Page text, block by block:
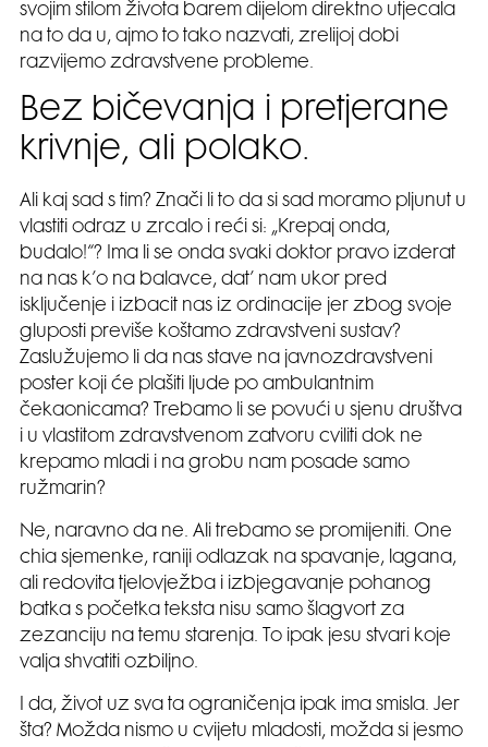
svojim stilom života barem dijelom direktno utjecala
na to da u, ajmo to tako nazvati, zrelijoj dobi
razvijemo zdravstvene probleme.
Bez bičevanja i pretjerane
krivnje, ali polako.
Ali kaj sad s tim? Znači li to da si sad moramo pljunut u
vlastiti odraz u zrcalo i reći si: „Krepaj onda,
budalo!“? Ima li se onda svaki doktor pravo izderat
na nas k’o na balavce, dat’ nam ukor pred
isključenje i izbacit nas iz ordinacije jer zbog svoje
gluposti previše koštamo zdravstveni sustav?
Zaslužujemo li da nas stave na javnozdravstveni
poster koji će plašiti ljude po ambulantnim
čekaonicama? Trebamo li se povući u sjenu društva
i u vlastitom zdravstvenom zatvoru cviliti dok ne
krepamo mladi i na grobu nam posade samo
ružmarin?
Ne, naravno da ne. Ali trebamo se promijeniti. One
chia sjemenke, raniji odlazak na spavanje, lagana,
ali redovita tjelovježba i izbjegavanje pohanog
batka s početka teksta nisu samo šlagvort za
zezanciju na temu starenja. To ipak jesu stvari koje
valja shvatiti ozbiljno.
I da, život uz sva ta ograničenja ipak ima smisla. Jer
šta? Možda nismo u cvijetu mladosti, možda si jesmo